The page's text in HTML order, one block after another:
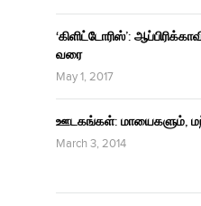
‘கிளிட்டோரிஸ்’:
வரை
May 1, 2017
ஊடகங்கள்: மாயைகளும்,
March 3, 2014